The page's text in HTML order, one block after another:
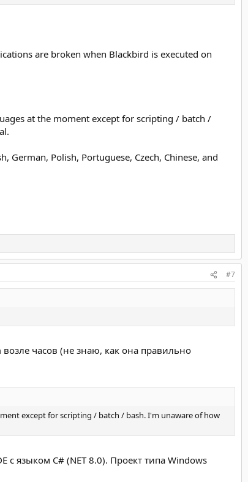
are broken when Blackbird is executed on
at the moment except for scripting / batch /
German, Polish, Portuguese, Czech, Chinese, and
#7
часов (не знаю, как она правильно
except for scripting / batch / bash. I'm unaware of how
с языком C# (NET 8.0). Проект типа Windows